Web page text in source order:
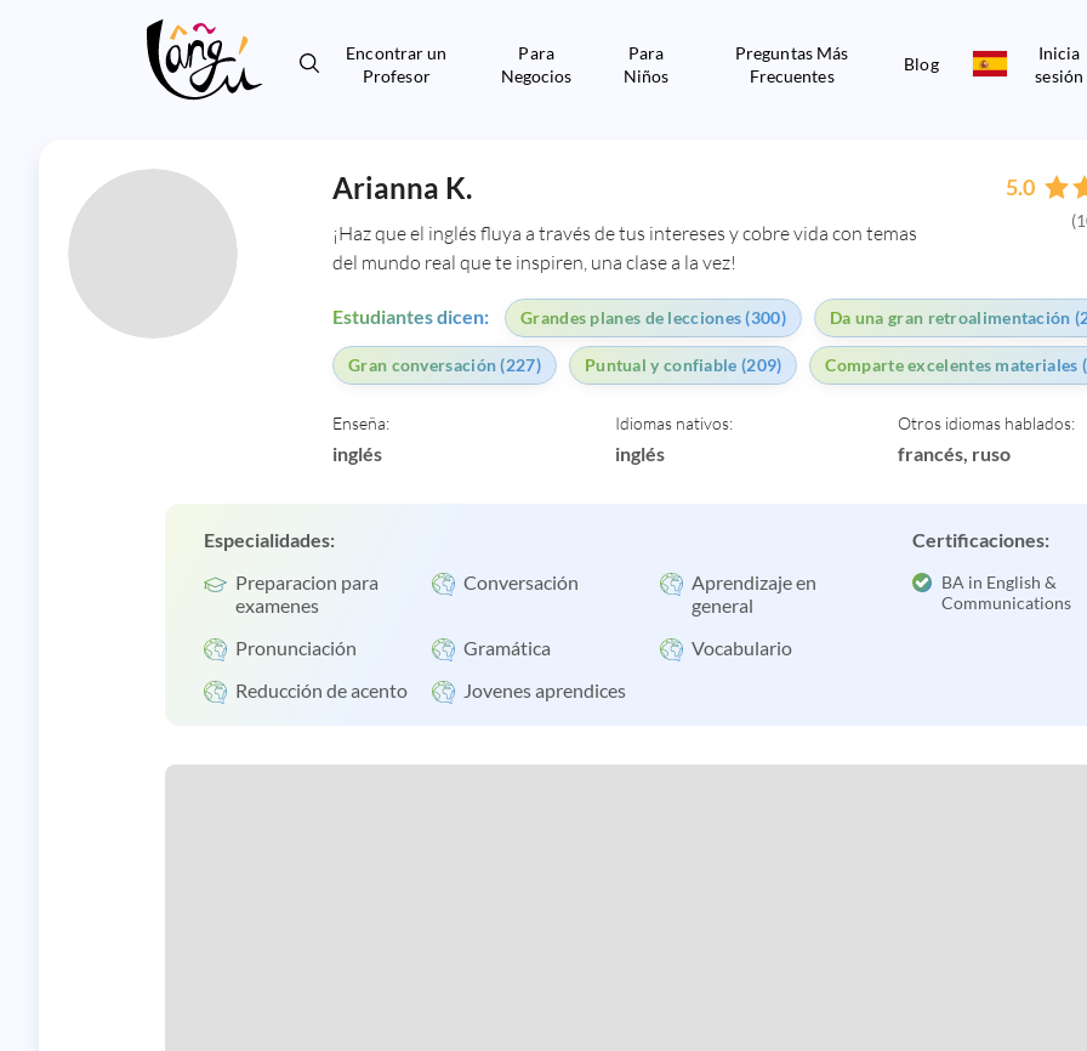
Encontrar un
Profesor
Para
Negocios
Para
Niños
Preguntas Más
Frecuentes
Blog
Inicia
sesión
Arianna K.
¡Haz que el inglés fluya a través de tus intereses y cobre vida con temas
del mundo real que te inspiren, una clase a la vez!
5.0
Estudiantes dicen: Grandes planes de lecciones (300) Da una gran retroalimentación
Gran conversación (227) Puntual y confiable (209) Comparte excelentes materiales
Enseña:
inglés
Idiomas nativos:
inglés
Otros idiomas hablados:
francés, ruso
Especialidades:
Preparacion para
examenes
Conversación
Aprendizaje en
general
Pronunciación
Gramática
Vocabulario
Reducción de acento
Jovenes aprendices
Certificaciones:
BA in English &
Communications